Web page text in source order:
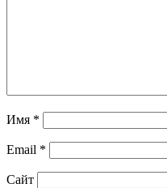
Имя *
Email *
Сайт